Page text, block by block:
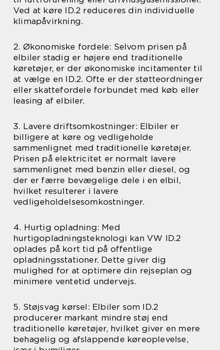
Ved at køre ID.2 reduceres din individuelle
klimapåvirkning.
2. Økonomiske fordele: Selvom prisen på
elbiler stadig er højere end traditionelle
køretøjer, er der økonomiske incitamenter til
at vælge en ID.2. Ofte er der støtteordninger
eller skattefordele forbundet med køb eller
leasing af elbiler.
3. Lavere driftsomkostninger: Elbiler er
billigere at køre og vedligeholde
sammenlignet med traditionelle køretøjer.
Prisen på elektricitet er normalt lavere
sammenlignet med benzin eller diesel, og
der er færre bevægelige dele i en elbil,
hvilket resulterer i lavere
vedligeholdelsesomkostninger.
4. Hurtig opladning: Med
hurtigopladningsteknologi kan VW ID.2
oplades på kort tid på offentlige
opladningsstationer. Dette giver dig
mulighed for at optimere din rejseplan og
minimere ventetid undervejs.
5. Støjsvag kørsel: Elbiler som ID.2
producerer markant mindre støj end
traditionelle køretøjer, hvilket giver en mere
behagelig og afslappende køreoplevelse,